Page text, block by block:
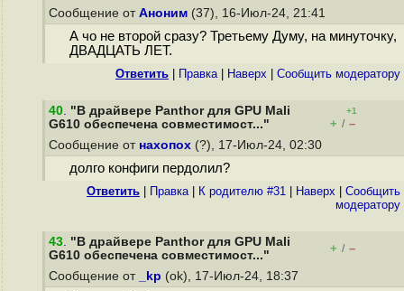
Сообщение от Аноним (37), 16-Июл-24, 21:41
А чо не второй сразу? Третьему Думу, на минуточку,
ДВАДЦАТЬ ЛЕТ.
Ответить Правка| Наверх Cообщить модератору
40. "В драйвере Panthor для GPU Mali
G610 обеспечена совместимост..."
+1
+ / –
Сообщение от нахопох (?), 17-Июл-24, 02:30
долго конфиги пеpдoлил?
Ответить Правка| К родителю #31 Наверх
Cообщить
модератору
43. "В драйвере Panthor для GPU Mali
G610 обеспечена совместимост..."
+ / –
Сообщение от _kp (ok), 17-Июл-24, 18:37